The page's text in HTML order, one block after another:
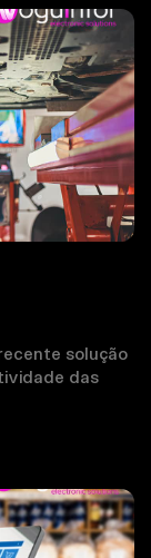
solução
das